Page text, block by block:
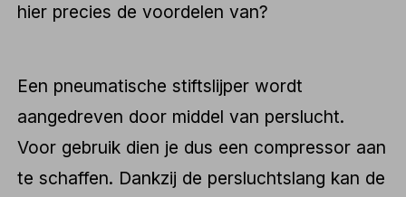
hier precies de voordelen van?
Een pneumatische stiftslijper wordt
aangedreven door middel van perslucht.
Voor gebruik dien je dus een compressor aan
te schaffen. Dankzij de persluchtslang kan de